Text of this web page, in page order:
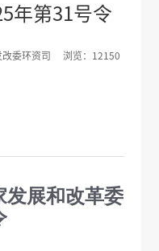
年第31号令
委环资司 浏览：12150
发展和改革委